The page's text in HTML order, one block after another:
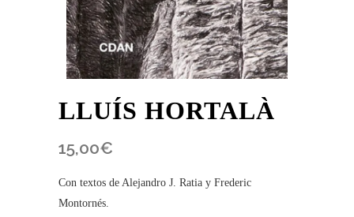
LLUÍS HORTALÀ
15,00€
Con textos de Alejandro J. Ratia y Frederic
Montornés.